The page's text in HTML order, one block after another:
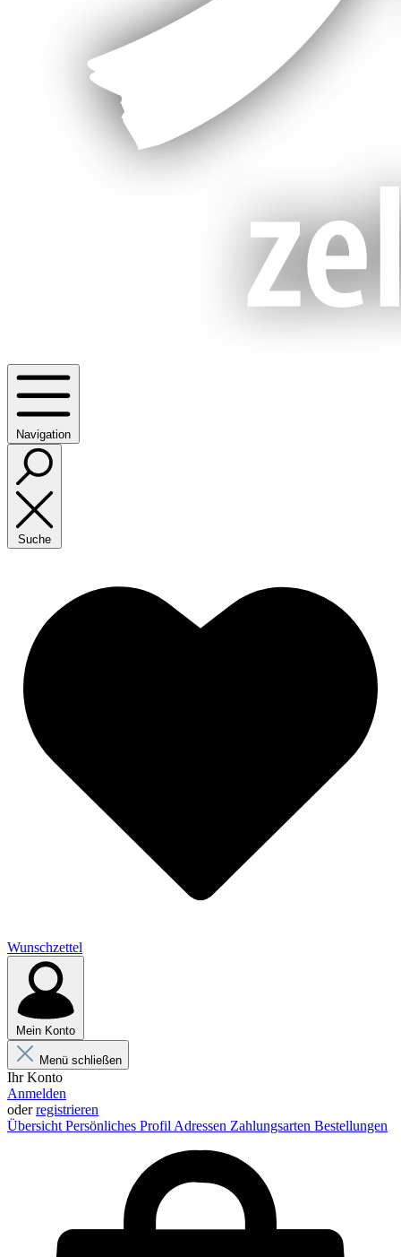
Navigation
Suche
Wunschzettel
Mein Konto
Menü schließen
Ihr Konto
Anmelden
oderregistrieren
Übersicht Persönliches Profil Adressen Zahlungsarten Bestellungen